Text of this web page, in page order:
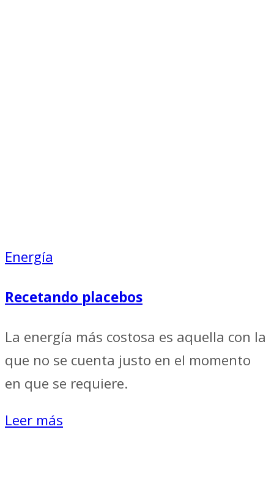
Energía
Recetando placebos
La energía más costosa es aquella con la
que no se cuenta justo en el momento
en que se requiere.
Leer más